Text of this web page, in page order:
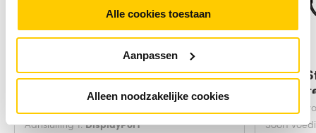
Alle cookies toestaan
Aanpassen
Alleen noodzakelijke cookies
CLUB3D DisplayPort1.4 to HDMI
Aansluiting 1:DisplayPort
Origin
&
Bedoeld
Soort